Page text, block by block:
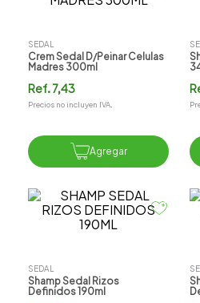
SEDAL
Crem Sedal D/peinar Celulas
Madres 300ml
Ref.7,43
Precios no incluyen IVA.
Agregar
SEDAL
Shamp Sedal Rizos
Definidos 190ml